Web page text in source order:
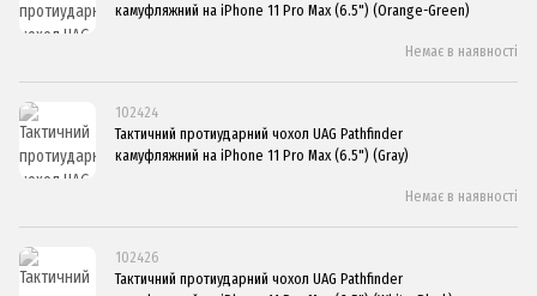
камуфляжний на iPhone 11 Pro Max (6.5") (Orange-Green)
Немає в наявності
102424
Тактичний протиударний чохол UAG Pathfinder
камуфляжний на iPhone 11 Pro Max (6.5") (Gray)
Немає в наявності
102426
Тактичний протиударний чохол UAG Pathfinder